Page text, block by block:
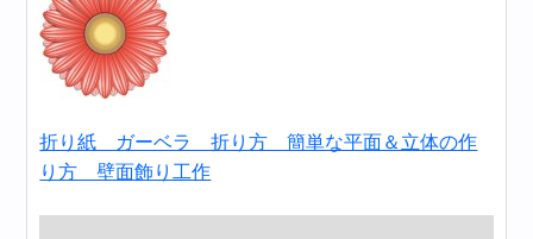
折り紙 ガーベラ 折り方 簡単な平面＆立体の作
り方 壁面飾り工作